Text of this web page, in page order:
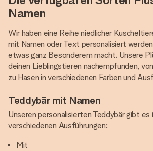
Namen
Wir haben eine Reihe niedlicher
mit Namen oder Text personalisiert
etwas ganz Besonderem macht. Unsere
deinen Lieblingstieren nachempfunden,
zu Hasen in verschiedenen Farben und
Teddybär mit Namen
Unseren personalisierten Teddybär gibt es
verschiedenen Ausführungen:
Mit